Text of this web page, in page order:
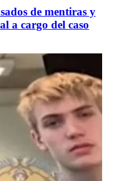
de mentiras y
a cargo del caso